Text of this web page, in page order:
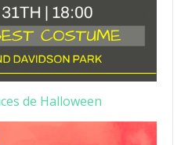
de Halloween